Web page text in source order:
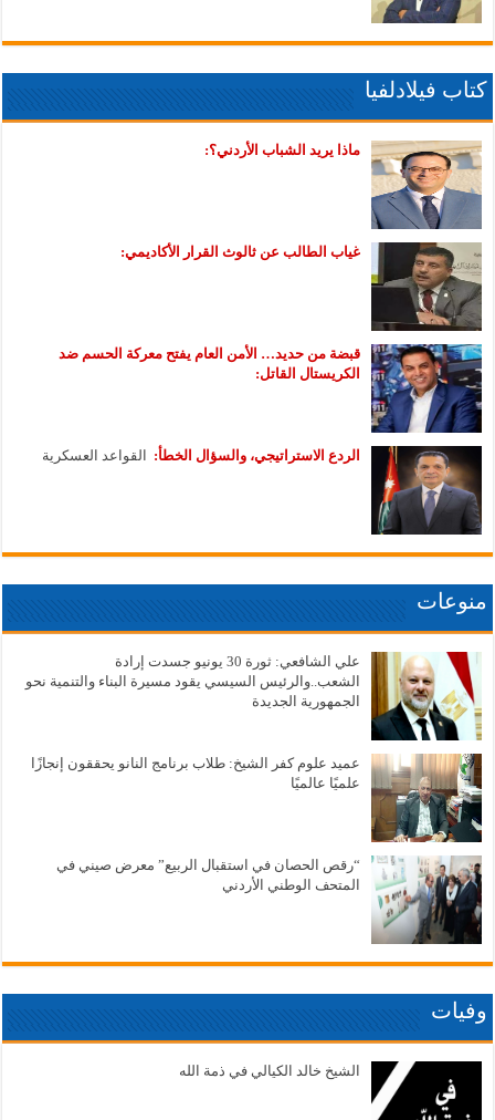
كتاب فيلادلفيا
ماذا يريد الشباب الأردني؟:
غياب الطالب عن ثالوث القرار الأكاديمي:
قبضة من حديد… الأمن العام يفتح معركة الحسم ضد
الكريستال القاتل:
الردع الاستراتيجي، والسؤال الخطأ: القواعد العسكرية
منوعات
علي الشافعي: ثورة 30 يونيو جسدت إرادة
الشعب..والرئيس السيسي يقود مسيرة البناء والتنمية نحو
الجمهورية الجديدة
عميد علوم كفر الشيخ: طلاب برنامج النانو يحققون إنجازًا
علميًا عالميًا
“رقص الحصان في استقبال الربيع” معرض صيني في
المتحف الوطني الأردني
وفيات
الشيخ خالد الكيالي في ذمة الله